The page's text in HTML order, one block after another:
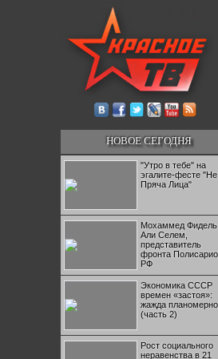
НОВОЕ СЕГОДНЯ
"Утро в тебе" на
эгалите-фесте "Не
Пряча Лица"
Мохаммед Фидель
Али Селем,
представитель
фронта
РФ
Экономика СССР
времен «застоя»:
жажда
(часть 2)
Рост социального
неравенства в 21